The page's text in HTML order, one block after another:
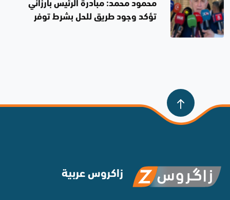
محمود محمد: مبادرة الرئيس بارزاني
تؤكد وجود طريق للحل بشرط توفر
زاكروس عربية